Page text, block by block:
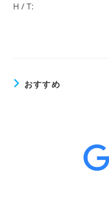
H / T:
おすすめ